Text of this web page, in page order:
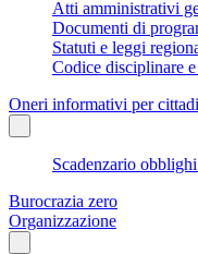
Atti amministrativi
Documenti di
Statuti e leggi
Codice disciplinare
Oneri informativi per
Scadenzario
Burocrazia zero
Organizzazione